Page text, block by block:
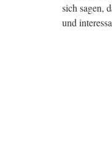
sich sagen,
und